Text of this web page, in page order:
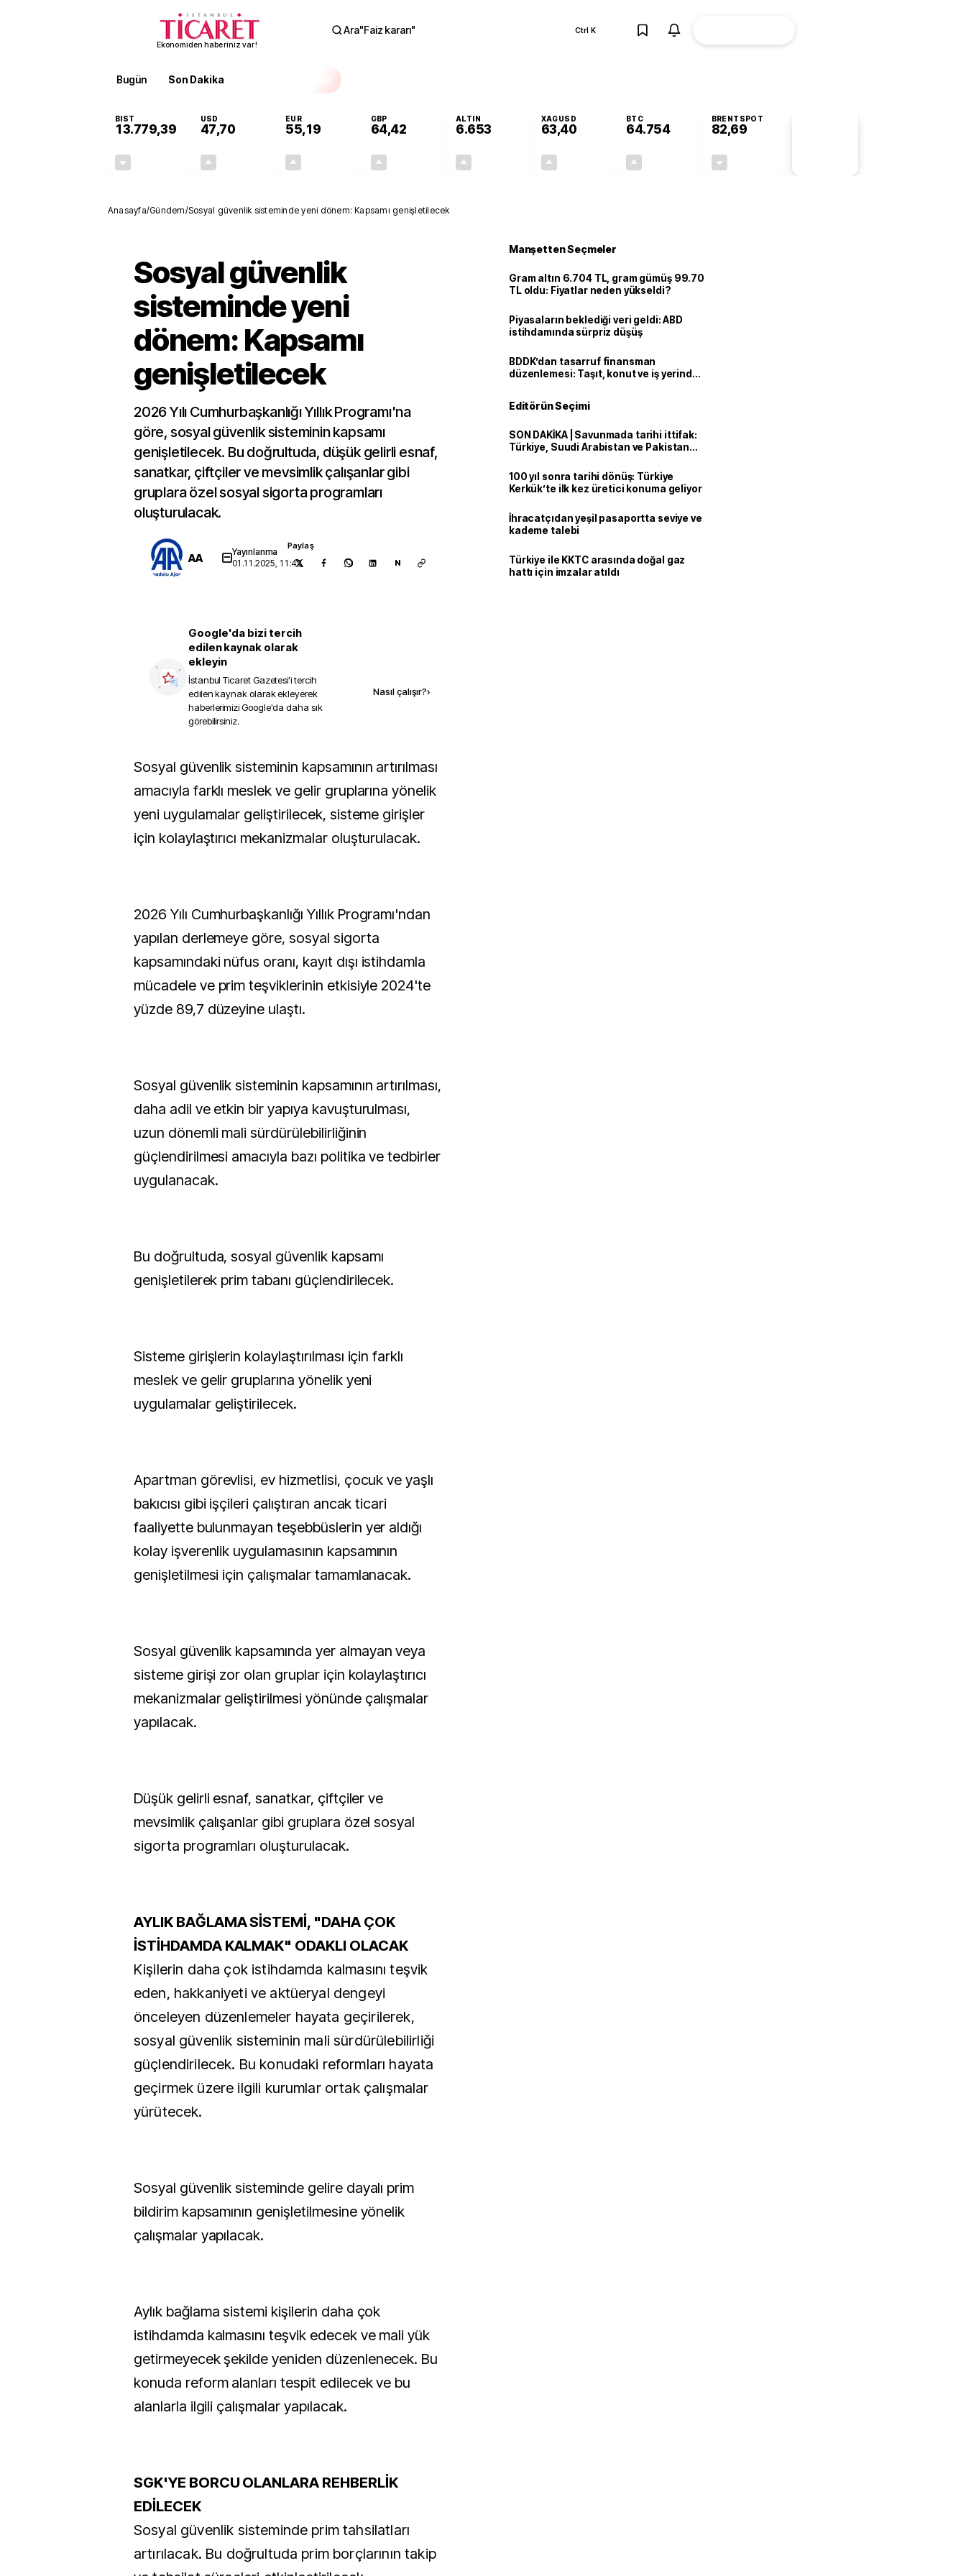
Ekonomiden haberiniz var!
Ara"Faiz kararı" Ctrl K
Bugün Son Dakika
BIST
13.779,39
USD
47,70
EUR
55,19
GBP
64,42
ALTIN
6.653
XAGUSD
63,40
BTC
64.754
BRENTSPOT
82,69
Anasayfa/Gündem/Sosyal güvenlik sisteminde yeni dönem: Kapsamı genişletilecek
Sosyal güvenlik
sisteminde yeni
dönem: Kapsamı
genişletilecek
2026 Yılı Cumhurbaşkanlığı Yıllık Programı'na
göre, sosyal güvenlik sisteminin kapsamı
genişletilecek. Bu doğrultuda, düşük gelirli esnaf,
sanatkar, çiftçiler ve mevsimlik çalışanlar gibi
gruplara özel sosyal sigorta programları
oluşturulacak.
AA
Yayınlanma
01.11.2025, 11:43
Paylaş
N
Google'da bizi tercih
edilen kaynak olarak
ekleyin
İstanbul Ticaret Gazetesi'i tercih
edilen kaynak olarak ekleyerek
haberlerimizi Google'da daha sık
görebilirsiniz.
Nasıl çalışır?›
Sosyal güvenlik sisteminin kapsamının artırılması
amacıyla farklı meslek ve gelir gruplarına yönelik
yeni uygulamalar geliştirilecek, sisteme girişler
için kolaylaştırıcı mekanizmalar oluşturulacak.
2026 Yılı Cumhurbaşkanlığı Yıllık Programı'ndan
yapılan derlemeye göre, sosyal sigorta
kapsamındaki nüfus oranı, kayıt dışı istihdamla
mücadele ve prim teşviklerinin etkisiyle 2024'te
yüzde 89,7 düzeyine ulaştı.
Sosyal güvenlik sisteminin kapsamının artırılması,
daha adil ve etkin bir yapıya kavuşturulması,
uzun dönemli mali sürdürülebilirliğinin
güçlendirilmesi amacıyla bazı politika ve tedbirler
uygulanacak.
Bu doğrultuda, sosyal güvenlik kapsamı
genişletilerek prim tabanı güçlendirilecek.
Sisteme girişlerin kolaylaştırılması için farklı
meslek ve gelir gruplarına yönelik yeni
uygulamalar geliştirilecek.
Apartman görevlisi, ev hizmetlisi, çocuk ve yaşlı
bakıcısı gibi işçileri çalıştıran ancak ticari
faaliyette bulunmayan teşebbüslerin yer aldığı
kolay işverenlik uygulamasının kapsamının
genişletilmesi için çalışmalar tamamlanacak.
Sosyal güvenlik kapsamında yer almayan veya
sisteme girişi zor olan gruplar için kolaylaştırıcı
mekanizmalar geliştirilmesi yönünde çalışmalar
yapılacak.
Düşük gelirli esnaf, sanatkar, çiftçiler ve
mevsimlik çalışanlar gibi gruplara özel sosyal
sigorta programları oluşturulacak.
AYLIK BAĞLAMA SİSTEMİ, "DAHA ÇOK
İSTİHDAMDA KALMAK" ODAKLI OLACAK
Kişilerin daha çok istihdamda kalmasını teşvik
eden, hakkaniyeti ve aktüeryal dengeyi
önceleyen düzenlemeler hayata geçirilerek,
sosyal güvenlik sisteminin mali sürdürülebilirliği
güçlendirilecek. Bu konudaki reformları hayata
geçirmek üzere ilgili kurumlar ortak çalışmalar
yürütecek.
Sosyal güvenlik sisteminde gelire dayalı prim
bildirim kapsamının genişletilmesine yönelik
çalışmalar yapılacak.
Aylık bağlama sistemi kişilerin daha çok
istihdamda kalmasını teşvik edecek ve mali yük
getirmeyecek şekilde yeniden düzenlenecek. Bu
konuda reform alanları tespit edilecek ve bu
alanlarla ilgili çalışmalar yapılacak.
SGK'YE BORCU OLANLARA REHBERLİK
EDİLECEK
Sosyal güvenlik sisteminde prim tahsilatları
artırılacak. Bu doğrultuda prim borçlarının takip
Manşetten Seçmeler
Gram altın 6.704 TL, gram gümüş 99.70
TL oldu: Fiyatlar neden yükseldi?
Piyasaların beklediği veri geldi: ABD
istihdamında sürpriz düşüş
BDDK’dan tasarruf finansman
düzenlemesi: Taşıt, konut ve iş yerinde
Editörün Seçimi
SON DAKİKA | Savunmada tarihi ittifak:
Türkiye, Suudi Arabistan ve Pakistan
100 yıl sonra tarihi dönüş: Türkiye
Kerkük’te ilk kez üretici konuma geliyor
İhracatçıdan yeşil pasaportta seviye ve
kademe talebi
Türkiye ile KKTC arasında doğal gaz
hattı için imzalar atıldı